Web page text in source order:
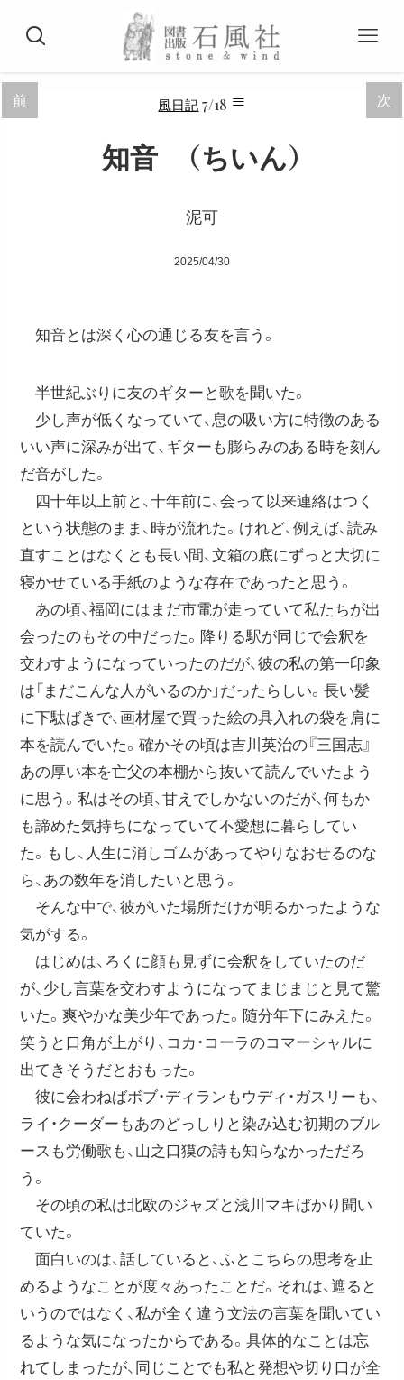
前 次
風日記 7/18 ≡
知音 （ちいん）
泥可
2025/04/30
知音とは深く心の通じる友を言う。
半世紀ぶりに友のギターと歌を聞いた。
少し声が低くなっていて、息の吸い方に特徴のある
いい声に深みが出て、ギターも膨らみのある時を刻ん
だ音がした。
四十年以上前と、十年前に、会って以来連絡はつく
という状態のまま、時が流れた。けれど、例えば、読み
直すことはなくとも長い間、文箱の底にずっと大切に
寝かせている手紙のような存在であったと思う。
あの頃、福岡にはまだ市電が走っていて私たちが出
会ったのもその中だった。降りる駅が同じで会釈を
交わすようになっていったのだが、彼の私の第一印象
は「まだこんな人がいるのか」だったらしい。長い髪
に下駄ばきで、画材屋で買った絵の具入れの袋を肩に
本を読んでいた。確かその頃は吉川英治の『三国志』
あの厚い本を亡父の本棚から抜いて読んでいたよう
に思う。私はその頃、甘えでしかないのだが、何もか
も諦めた気持ちになっていて不愛想に暮らしてい
た。もし、人生に消しゴムがあってやりなおせるのな
ら、あの数年を消したいと思う。
そんな中で、彼がいた場所だけが明るかったような
気がする。
はじめは、ろくに顔も見ずに会釈をしていたのだ
が、少し言葉を交わすようになってまじまじと見て驚
いた。爽やかな美少年であった。随分年下にみえた。
笑うと口角が上がり、コカ・コーラのコマーシャルに
出てきそうだとおもった。
彼に会わねばボブ・ディランもウディ・ガスリーも、
ライ・クーダーもあのどっしりと染み込む初期のブル
ースも労働歌も、山之口獏の詩も知らなかっただろ
う。
その頃の私は北欧のジャズと浅川マキばかり聞い
ていた。
面白いのは、話していると、ふとこちらの思考を止
めるようなことが度々あったことだ。それは、遮ると
いうのではなく、私が全く違う文法の言葉を聞いてい
るような気になったからである。具体的なことは忘
れてしまったが、同じことでも私と発想や切り口が全